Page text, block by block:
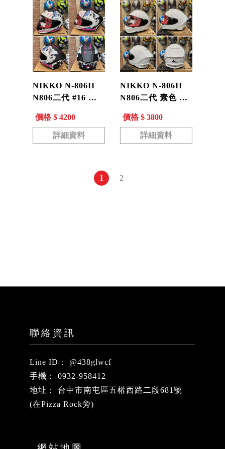
NIKKO N-806II
N806二代 #16 狂
排扣 內墨鏡 全罩
安全帽
價格 $ 4200
詳細資料
NIKKO N-806II
N806二代 素色 變
排扣 內墨鏡 全罩
安全帽
價格 $ 3800
詳細資料
1 2
@438glwcf
0932-958412
台中市南屯區五權西路二段681號
(在Pizza Rock旁)